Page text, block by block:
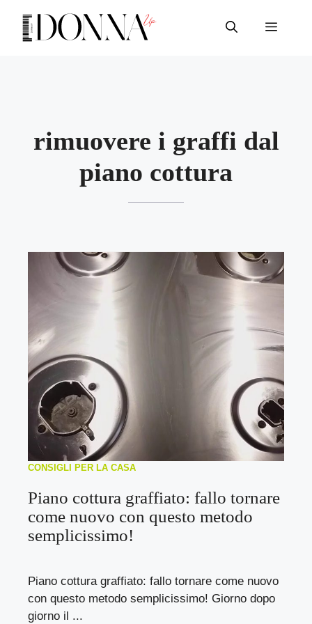
contenuto
Menu
rimuovere i graffi dal
piano cottura
CONSIGLI PER LA CASA
Piano cottura graffiato: fallo tornare
come nuovo con questo metodo
semplicissimo!
Piano cottura graffiato: fallo tornare come nuovo
con questo metodo semplicissimo! Giorno dopo
giorno il ...